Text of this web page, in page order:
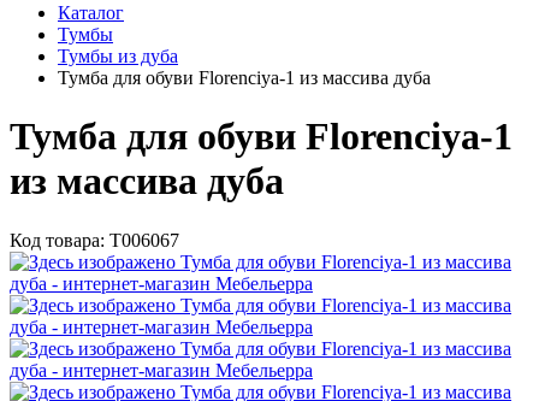
Каталог
Тумбы
Тумбы из дуба
Тумба для обуви Florenciya-1 из массива дуба
Тумба для обуви Florenciya-1
из массива дуба
Код товара: Т006067